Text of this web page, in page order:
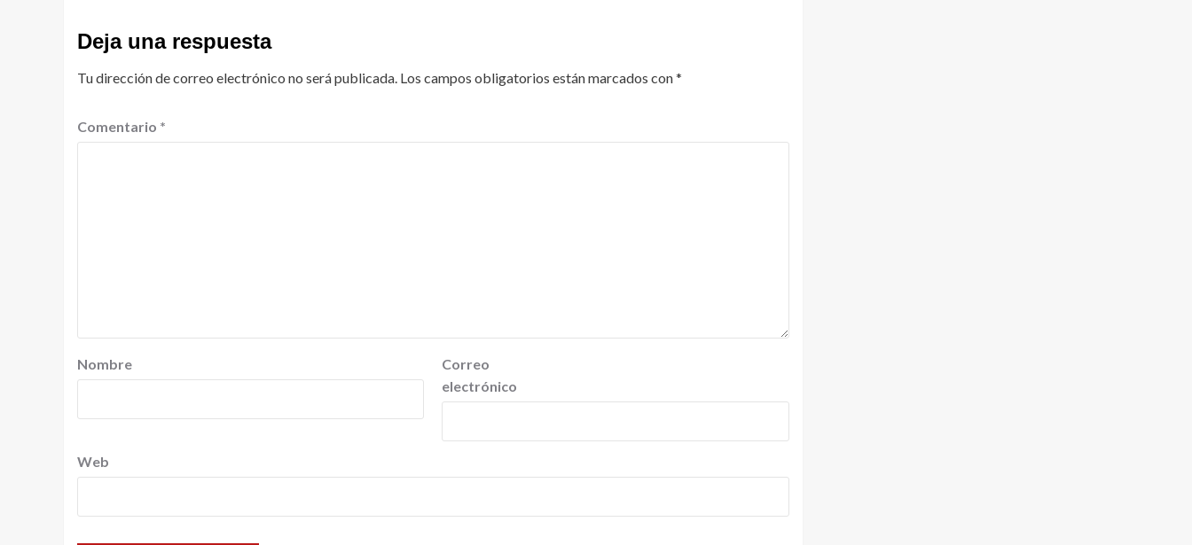
Deja una respuesta
Tu dirección de correo electrónico no será publicada. Los campos obligatorios están marcados con*
Comentario *
Nombre
Correo
electrónico
Web